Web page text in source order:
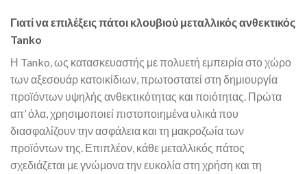
Γιατί να επιλέξεις πάτοι κλουβιού μεταλλικός ανθεκτικός
Tanko
Η Tanko, ως κατασκευαστής με πολυετή εμπειρία στο χώρο
των αξεσουάρ κατοικίδιων, πρωτοστατεί στη δημιουργία
προϊόντων υψηλής ανθεκτικότητας και ποιότητας. Πρώτα
απ’ όλα, χρησιμοποιεί πιστοποιημένα υλικά που
διασφαλίζουν την ασφάλεια και τη μακροζωία των
προϊόντων της. Επιπλέον, κάθε μεταλλικός πάτος
σχεδιάζεται με γνώμονα την ευκολία στη χρήση και τη